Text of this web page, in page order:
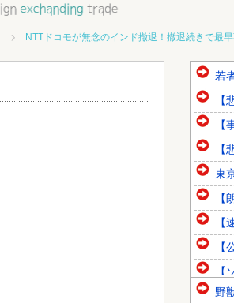
NTTドコモが無念のインド撤退！撤退続きで最
若
【
東
韓
野